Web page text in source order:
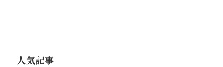
人気記事